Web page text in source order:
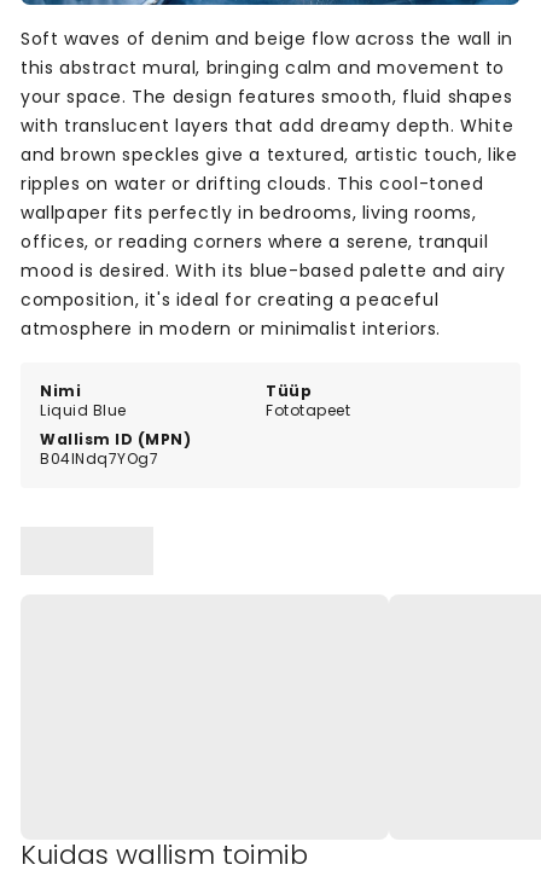
Nimi
Liquid Blue
Tüüp
Fototapeet
Wallism ID (MPN)
B04lNdq7YOg7
Soft waves of denim and beige flow across the wall in
this abstract mural, bringing calm and movement to
your space. The design features smooth, fluid shapes
with translucent layers that add dreamy depth. White
and brown speckles give a textured, artistic touch, like
ripples on water or drifting clouds. This cool-toned
wallpaper fits perfectly in bedrooms, living rooms,
offices, or reading corners where a serene, tranquil
mood is desired. With its blue-based palette and airy
composition, it's ideal for creating a peaceful
atmosphere in modern or minimalist interiors.
Kuidas wallism toimib